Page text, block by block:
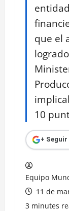
que el
10
+ Seguir
Equipo
11 de
3 minutes